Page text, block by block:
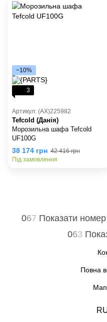
−10%
3
Артикул: (AX)225982
Tefcold (Данія)
Морозильна шафа Tefcold
UF100G
38 174 грн 42 416 грн
Під замовлення
067 Показати номер
063
Повна